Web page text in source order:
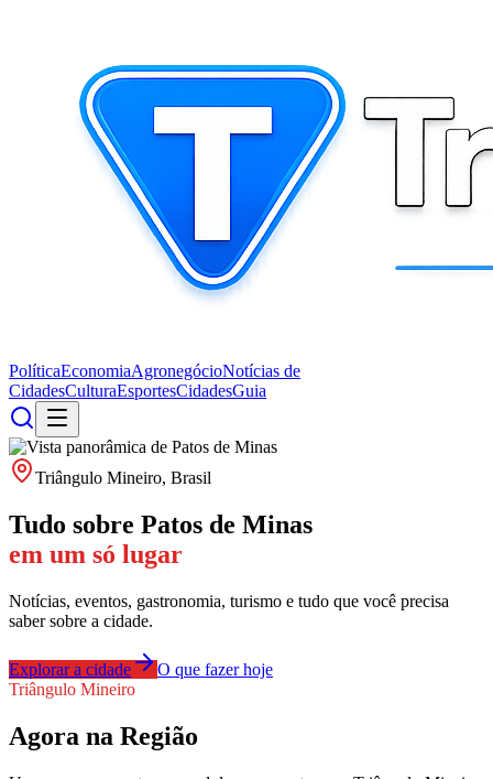
PolíticaEconomiaAgronegócioNotícias de
CidadesCulturaEsportesCidadesGuia
Triângulo Mineiro, Brasil
Tudo sobre Patos de Minas
em um só lugar
Notícias, eventos, gastronomia, turismo e tudo que você precisa
saber sobre a cidade.
Explorar a cidade
O que fazer hoje
Triângulo Mineiro
Agora na Região